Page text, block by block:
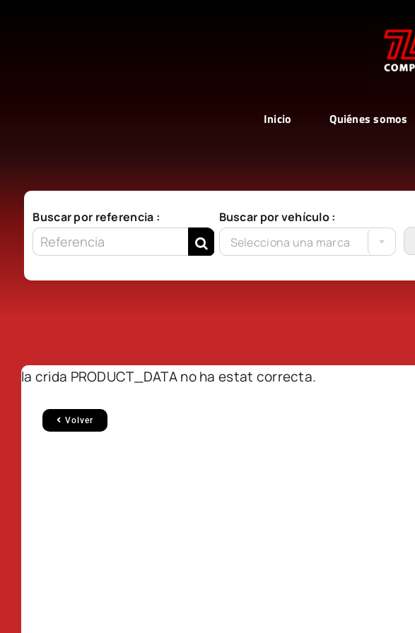
Inicio Quiénes somos
Buscar por referencia :
Buscar por vehículo :
Selecciona una marca
la crida PRODUCT_DATA no ha estat correcta.
Volver